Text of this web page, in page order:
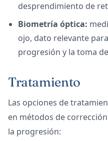
desprendimiento de
Biometría óptica:
ojo, dato relevante
progresión y la toma
Tratamiento
Las opciones de
en métodos de
la progresión: